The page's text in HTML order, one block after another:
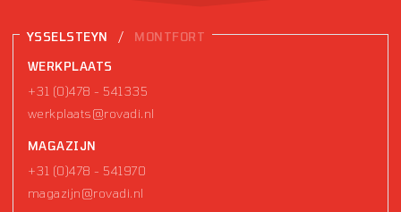
YSSELSTEYN / MONTFORT
WERKPLAATS
+31 (0)478 - 541335
werkplaats@rovadi.nl
MAGAZIJN
+31 (0)478 - 541970
magazijn@rovadi.nl